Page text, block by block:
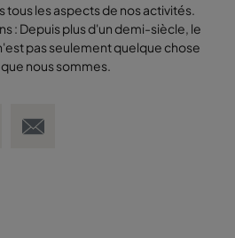
tous les aspects de nos activités.
: Depuis plus d'un demi-siècle, le
pas seulement quelque chose
nous sommes.